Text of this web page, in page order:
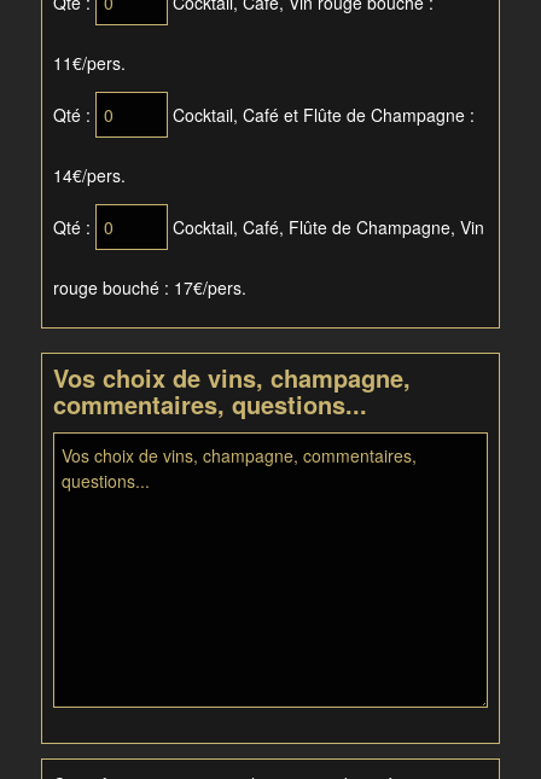
11€/pers.
Qté : Cocktail, Café et Flûte de Champagne :
14€/pers.
Qté : Cocktail, Café, Flûte de Champagne, Vin
rouge bouché : 17€/pers.
Vos choix de vins, champagne,
commentaires, questions...